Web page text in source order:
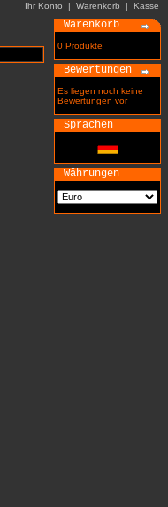
Ihr Konto | Warenkorb | Kasse
Warenkorb
0 Produkte
Bewertungen
Es liegen noch keine
Bewertungen vor
Sprachen
Währungen